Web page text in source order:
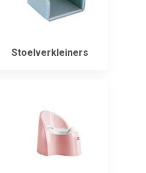
Stoelverkleiners